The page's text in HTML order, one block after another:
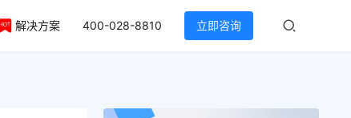
解决方案 400-028-8810 立即咨询